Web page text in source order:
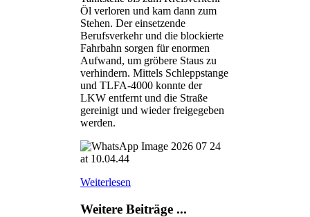
Öl verloren und kam dann zum
Stehen. Der einsetzende
Berufsverkehr und die blockierte
Fahrbahn sorgen für enormen
Aufwand, um gröbere Staus zu
verhindern. Mittels Schleppstange
und TLFA-4000 konnte der
LKW entfernt und die Straße
gereinigt und wieder freigegeben
werden.
Weiterlesen
Weitere Beiträge ...